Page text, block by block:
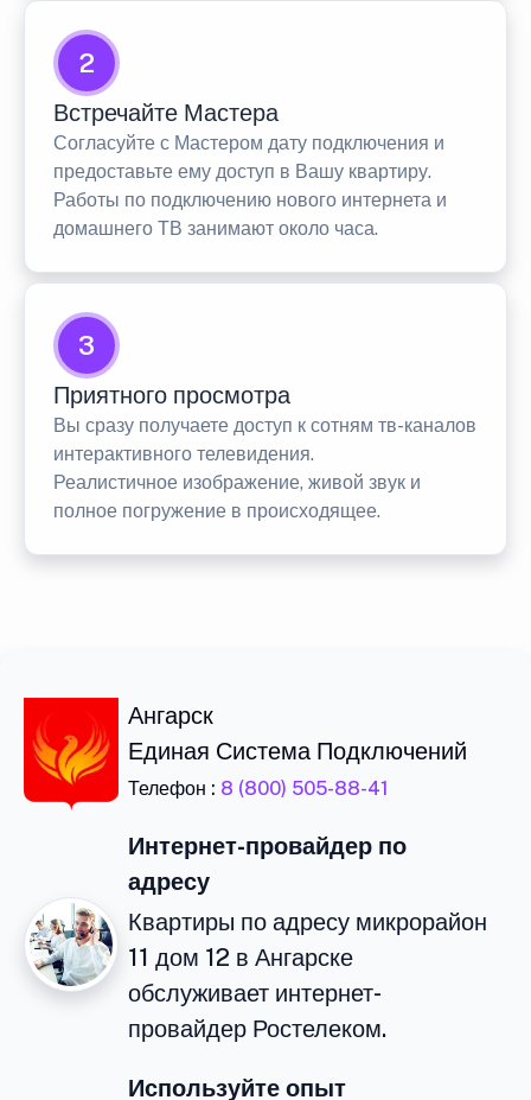
2
Встречайте Мастера
Согласуйте с Мастером дату подключения и
предоставьте ему доступ в Вашу квартиру.
Работы по подключению нового интернета и
домашнего ТВ занимают около часа.
3
Приятного просмотра
Вы сразу получаете доступ к сотням тв-каналов
интерактивного телевидения.
Реалистичное изображение, живой звук и
полное погружение в происходящее.
Ангарск
Единая Система Подключений
Телефон : 8 (800) 505-88-41
Интернет-провайдер по
адресу
Квартиры по адресу микрорайон
11 дом 12 в Ангарске
обслуживает интернет-
провайдер Ростелеком.
Используйте опыт